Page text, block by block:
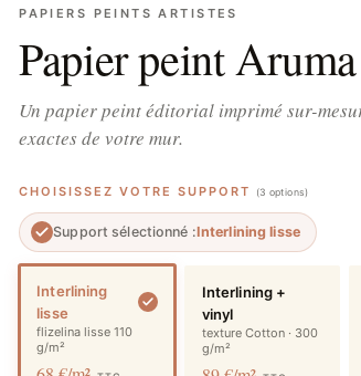
PAPIERS PEINTS ARTISTES
Papier peint Aruma
Un papier peint éditorial imprimé sur-
exactes de votre mur.
CHOISISSEZ VOTRE SUPPORT (3 options)
Support sélectionné :Interlining lisse
Interlining
lisse
flizelina lisse 110
g/m²
Interlining +
vinyl
texture Cotton · 300
g/m²